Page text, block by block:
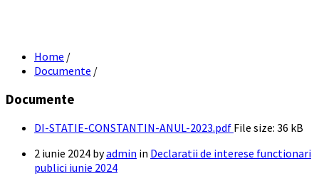
Home /
Documente /
Documente
DI-STATIE-CONSTANTIN-ANUL-2023.pdf File size: 36 kB
2 iunie 2024 byadmin in Declaratii de interese functionari
publici iunie 2024